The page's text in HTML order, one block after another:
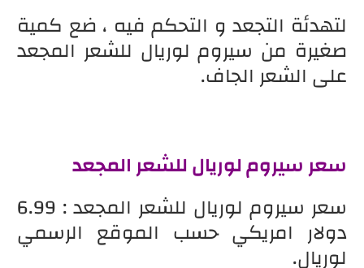
لتهدئة التجعد و التحكم فيه ، ضع كمية
صغيرة من سيروم لوريال للشعر المجعد
على الشعر الجاف.
سعر سيروم لوريال للشعر المجعد
سعر سيروم لوريال للشعر المجعد : 6.99
دولار امريكي حسب الموقع الرسمي
لوريال.